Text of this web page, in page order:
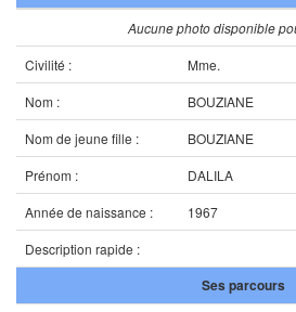
Aucune photo disponible
Civilité :
Mme.
Nom :
BOUZIANE
Nom de jeune fille :
BOUZIANE
Prénom :
DALILA
Année de naissance :
1967
Description rapide :
Ses parcours